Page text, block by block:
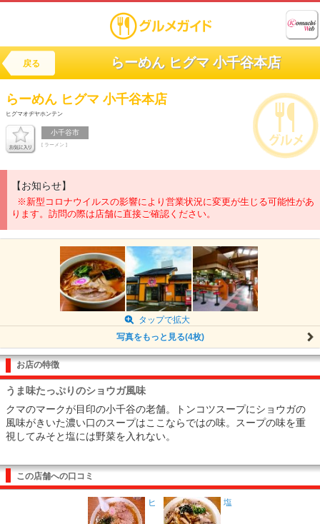
戻る らーめん ヒグマ 小千谷本店
らーめん ヒグマ 小千谷本店
ヒグマオヂヤホンテン
小千谷市
[ ラーメン ]
【お知らせ】
※新型コロナウイルスの影響により営業状況に変更が生じる可能性があ
ります。訪問の際は店舗に直接ご確認ください。
タップで拡大
写真をもっと見る(4枚)
お店の特徴
うま味たっぷりのショウガ風味
クマのマークが目印の小千谷の老舗。トンコツスープにショウガの
風味がきいた濃い口のスープはここならではの味。スープの味を重
視してみそと塩には野菜を入れない。
この店舗への口コミ
ヒ 塩